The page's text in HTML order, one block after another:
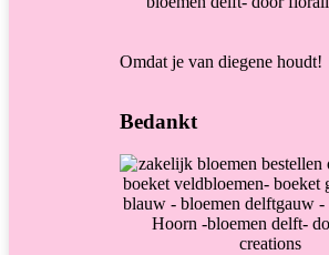
Omdat je van diegene houdt!
Bedankt